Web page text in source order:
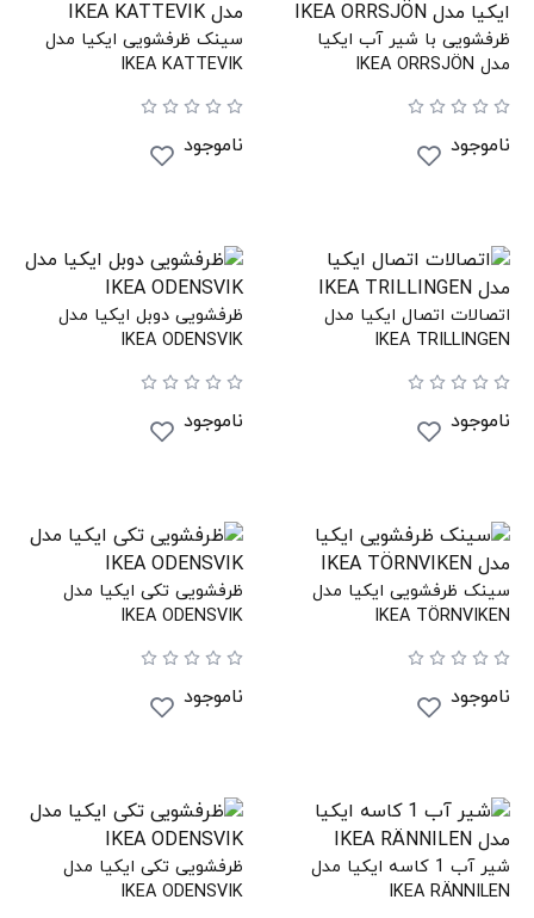
ظرفشویی با شیر آب ایکیا
مدل IKEA ORRSJÖN
ناموجود
سینک ظرفشویی ایکیا مدل
IKEA KATTEVIK
ناموجود
اتصالات اتصال ایکیا مدل
IKEA TRILLINGEN
ناموجود
ظرفشویی دوبل ایکیا مدل
IKEA ODENSVIK
ناموجود
سینک ظرفشویی ایکیا مدل
IKEA TÖRNVIKEN
ناموجود
ظرفشویی تکی ایکیا مدل
IKEA ODENSVIK
ناموجود
شیر آب 1 کاسه ایکیا مدل
IKEA RÄNNILEN
ظرفشویی تکی ایکیا مدل
IKEA ODENSVIK